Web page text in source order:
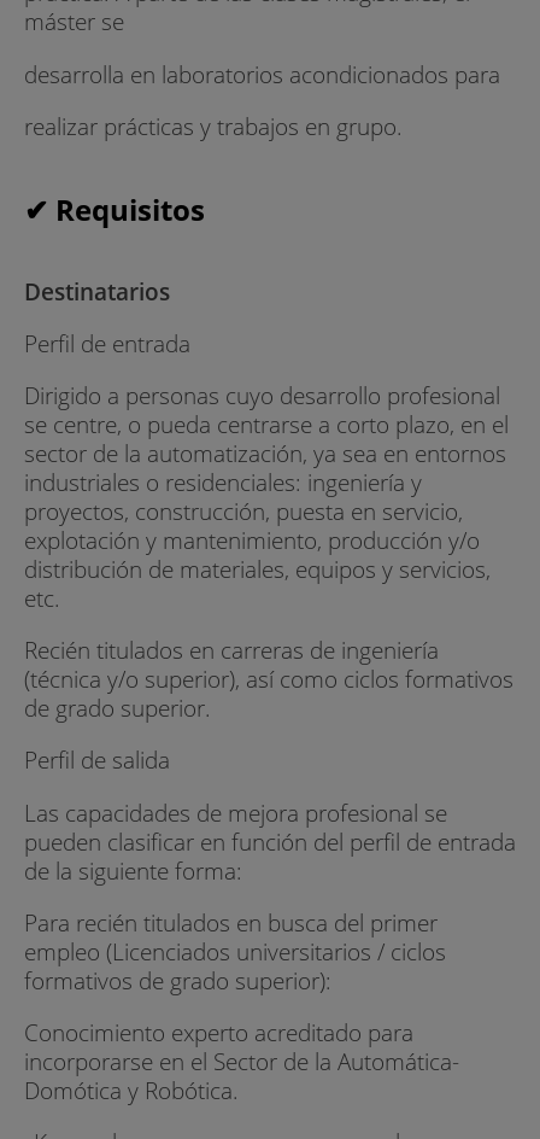
máster se
desarrolla en laboratorios acondicionados para
realizar prácticas y trabajos en grupo.
✔ Requisitos
Destinatarios
Perfil de entrada
Dirigido a personas cuyo desarrollo profesional
se centre, o pueda centrarse a corto plazo, en el
sector de la automatización, ya sea en entornos
industriales o residenciales: ingeniería y
proyectos, construcción, puesta en servicio,
explotación y mantenimiento, producción y/o
distribución de materiales, equipos y servicios,
etc.
Recién titulados en carreras de ingeniería
(técnica y/o superior), así como ciclos formativos
de grado superior.
Perfil de salida
Las capacidades de mejora profesional se
pueden clasificar en función del perfil de entrada
de la siguiente forma:
Para recién titulados en busca del primer
empleo (Licenciados universitarios / ciclos
formativos de grado superior):
Conocimiento experto acreditado para
incorporarse en el Sector de la Automática-
Domótica y Robótica.